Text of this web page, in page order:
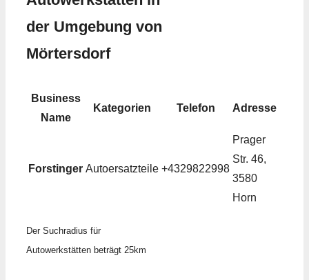
der Umgebung von
Mörtersdorf
Business
Name
Kategorien Telefon Adresse
Forstinger Autoersatzteile +4329822998
Prager
Str. 46,
3580
Horn
Der Suchradius für
Autowerkstätten beträgt 25km